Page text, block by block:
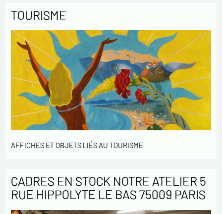
TOURISME
AFFICHES ET OBJETS LIÉS AU TOURISME
CADRES EN STOCK NOTRE ATELIER 5
RUE HIPPOLYTE LE BAS 75009 PARIS